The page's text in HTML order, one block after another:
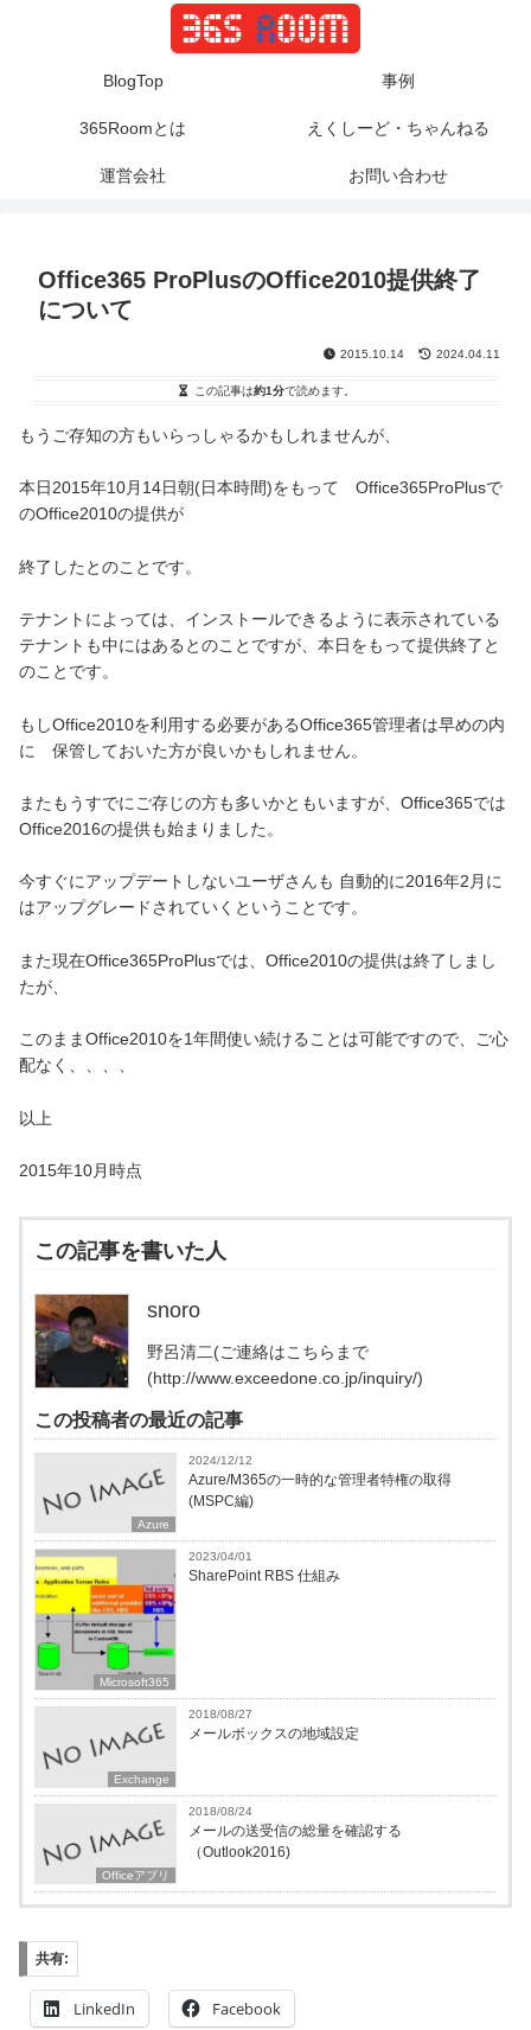
BlogTop 事例
365Roomとは えくしーど・ちゃんねる
運営会社 お問い合わせ
Office365 ProPlusのOffice2010提供終了
について
2015.10.14 2024.04.11
この記事は約1分で読めます。
もうご存知の方もいらっしゃるかもしれませんが、
本日2015年10月 14日朝(日本時間)をもって Office365ProPlusで
のOffice2010の提供が
終了したとのことです。
テナントによっては、インストールできるように表示されている
テナントも中にはあるとのことですが、本日をもって提供終了と
のことです。
もしOffice2010を利用する必要があるOffice365管理者は早めの内
に 保管しておいた方が良いかもしれません。
またもうすでにご存じの方も多いかともいますが、 Office365では
Office2016の提供も始まりました。
今すぐにアップデートしないユーザさんも 自動的に2016年2月に
はアップグレードされていくということです。
また現在Office365ProPlusでは、 Office2010の提供は終了しまし
たが、
このままOffice2010を1年間使い続けることは可能ですので、ご心
配なく、、、、
以上
2015年10月時点
この記事を書いた人
snoro
野呂清二(ご連絡はこちらまで
(http://www.exceedone.co.jp/inquiry/)
この投稿者の最近の記事
Azure
2024/12/12
Azure/M365の一時的な管理者特権の取得
(MSPC編)
Microsoft365
2023/04/01
SharePoint RBS 仕組み
Exchange
2018/08/27
メールボックスの地域設定
Officeアプリ
2018/08/24
メールの送受信の総量を確認する
（Outlook2016)
共有:
LinkedIn Facebook